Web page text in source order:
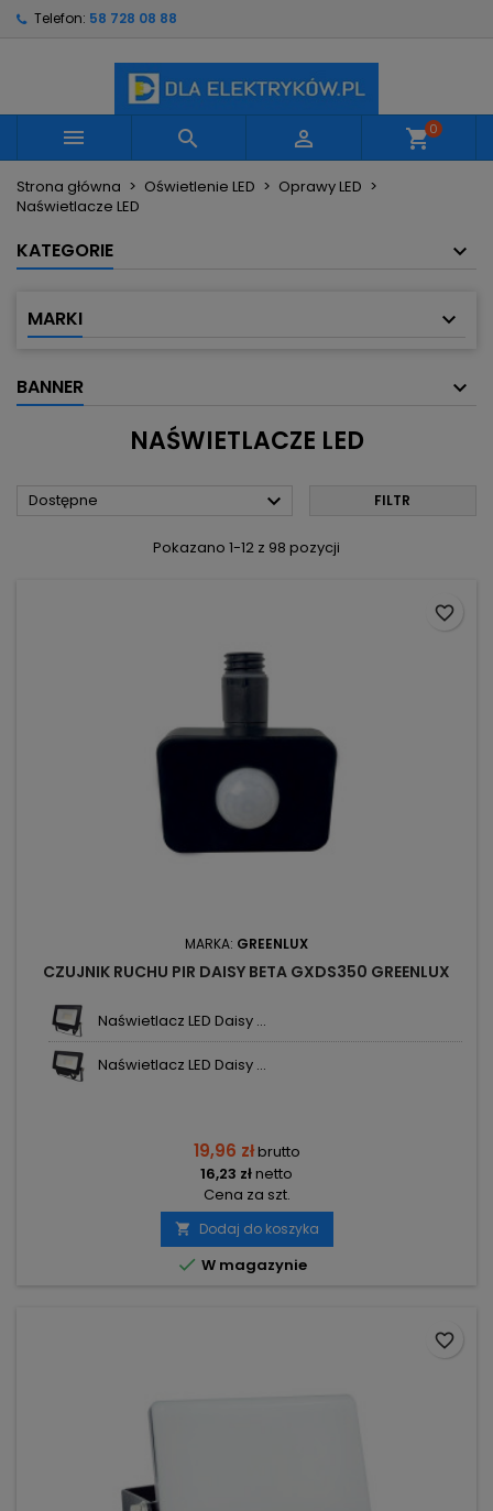
Telefon: 58 728 08 88
   shopping_cart0
Strona główna Oświetlenie LED
Oprawy LED
Naświetlacze LED
KATEGORIE
MARKI
BANNER
NAŚWIETLACZE LED
Dostępne  FILTR
Pokazano 1-12 z 98 pozycji
MARKA: GREENLUX
CZUJNIK RUCHU PIR DAISY BETA GXDS350 GREENLUX
Naświetlacz LED Daisy ...
Naświetlacz LED Daisy ...
19,96 złbrutto
16,23 złnetto
Cena za szt.
 Dodaj do koszyka
 W magazynie
favorite_border
favorite_border
Utwórz nową listę
((confirmMessage))
Nazwa listy życzeń
Musisz być zalogowany by zapisać produkty na
swojej liście życzeń.
Anuluj Zaloguj się